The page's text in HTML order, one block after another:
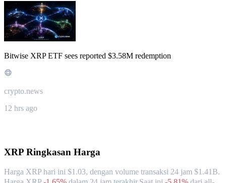
Bitwise XRP ETF sees reported $3.58M redemption
crypto.news
12 hrs ago
XRP Ringkasan Harga
Harga XRP hari ini $1.03, dengan volume transaksi 24 jam $1.41B.